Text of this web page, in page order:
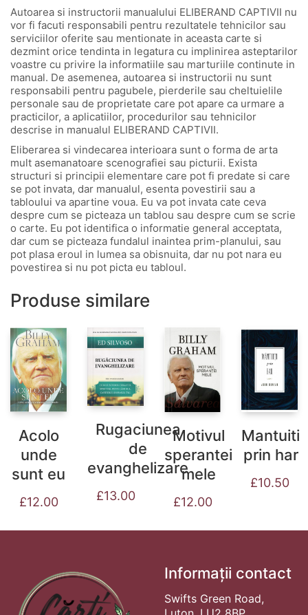
Autoarea si instructorii manualului ELIBERAND CAPTIVII nu
vor fi facuti responsabili pentru rezultatele tehnicilor sau
serviciilor oferite sau mentionate in aceasta carte si
dezmint orice tendinta in legatura cu implinirea asteptarilor
voastre cu privire la informatiile sau marturiile continute in
manual. De asemenea, autoarea si instructorii nu sunt
responsabili pentru pagubele, pierderile sau cheltuielile
personale sau de proprietate care pot apare ca urmare a
practicilor, a aplicatiilor, procedurilor sau tehnicilor
descrise in manualul ELIBERAND CAPTIVII.
Eliberarea si vindecarea interioara sunt o forma de arta
mult asemanatoare scenografiei sau picturii. Exista
structuri si principii elementare care pot fi predate si care
se pot invata, dar manualul, esenta povestirii sau a
tabloului va apartine voua. Eu va pot invata cate ceva
despre cum se picteaza un tablou sau despre cum se scrie
o carte. Eu pot identifica o informatie general acceptata,
dar cum se picteaza fundalul inaintea prim-planului, sau
pot plasa eroul in lumea sa obisnuita, dar nu pot nara eu
povestirea si nu pot picta eu tabloul.
Produse similare
Acolo
unde
sunt eu
£12.00
Rugaciunea
de
evanghelizare
£13.00
Motivul
sperantei
mele
£12.00
Mantuiti
prin har
£10.50
Informații contact
Swifts Green Road,